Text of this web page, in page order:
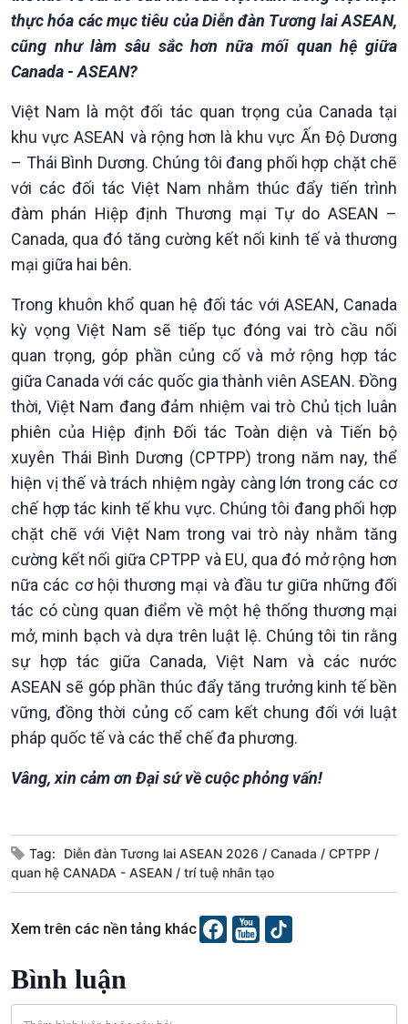
Văn hoá & Du lịch
Tin Văn hoá & Du lịch
Chát với người nổi tiếng
Câu chuyện Thể thao
Multimedia
Ảnh
Video
Infographic
E-Magazine
Podcast
Góc nhìn VOV1
Bình luận
10 phút Sự kiện - Luận bàn
Câu chuyện thời sự
Dòng chảy sự kiện
Diễn đàn chủ nhật
thực hóa các mục tiêu của Diễn đàn Tương lai ASEAN,
cũng như làm sâu sắc hơn nữa mối quan hệ giữa
Canada - ASEAN?
Việt Nam là một đối tác quan trọng của Canada tại
khu vực ASEAN và rộng hơn là khu vực Ấn Độ Dương
– Thái Bình Dương. Chúng tôi đang phối hợp chặt chẽ
với các đối tác Việt Nam nhằm thúc đẩy tiến trình
đàm phán Hiệp định Thương mại Tự do ASEAN –
Canada, qua đó tăng cường kết nối kinh tế và thương
mại giữa hai bên.
Trong khuôn khổ quan hệ đối tác với ASEAN, Canada
kỳ vọng Việt Nam sẽ tiếp tục đóng vai trò cầu nối
quan trọng, góp phần củng cố và mở rộng hợp tác
giữa Canada với các quốc gia thành viên ASEAN. Đồng
thời, Việt Nam đang đảm nhiệm vai trò Chủ tịch luân
phiên của Hiệp định Đối tác Toàn diện và Tiến bộ
xuyên Thái Bình Dương (CPTPP) trong năm nay, thể
hiện vị thế và trách nhiệm ngày càng lớn trong các cơ
chế hợp tác kinh tế khu vực. Chúng tôi đang phối hợp
chặt chẽ với Việt Nam trong vai trò này nhằm tăng
cường kết nối giữa CPTPP và EU, qua đó mở rộng hơn
nữa các cơ hội thương mại và đầu tư giữa những đối
tác có cùng quan điểm về một hệ thống thương mại
mở, minh bạch và dựa trên luật lệ. Chúng tôi tin rằng
sự hợp tác giữa Canada, Việt Nam và các nước
ASEAN sẽ góp phần thúc đẩy tăng trưởng kinh tế bền
vững, đồng thời củng cố cam kết chung đối với luật
pháp quốc tế và các thể chế đa phương.
Vâng, xin cảm ơn Đại sứ về cuộc phỏng vấn!
Tag: Diễn đàn Tương lai ASEAN 2026 Canada
CPTPP
quan hệ CANADA - ASEAN
trí tuệ nhân tạo
Xem trên các nền tảng khác
Bình luận